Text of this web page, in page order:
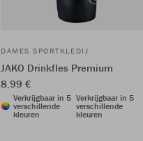
DAMES SPORTKLEDIJ
JAKO Drinkfles Premium
8,99 €
Verkrijgbaar in 5
verschillende
kleuren
Verkrijgbaar in 5
verschillende
kleuren